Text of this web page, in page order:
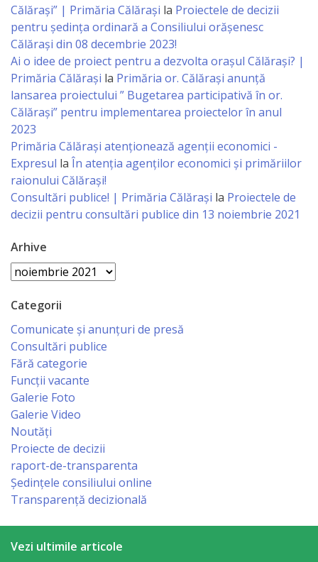
Specialist
în
Construcţii,
Gospodărie
şi
Drumuri
Specialist
Problemele
Antreprenoriat,
Business
şi
Comerţ
Specialist
în
Problemele
Tineretului
şi
Sportului
Călărași” | Primăria Călărași la Proiectele de decizii
pentru ședința ordinară a Consiliului orășenesc
Călărași din 08 decembrie 2023!
Ai o idee de proiect pentru a dezvolta orașul Călărași? |
Primăria Călărași la Primăria or. Călărași anunță
lansarea proiectului ” Bugetarea participativă în or.
Călărași” pentru implementarea proiectelor în anul
2023
Primăria Călăraşi atenţionează agenţii economici -
Expresul la În atenția agenților economici și primăriilor
raionului Călărași!
Consultări publice! | Primăria Călărași la Proiectele de
decizii pentru consultări publice din 13 noiembrie 2021
Arhive
Arhive
Categorii
Comunicate și anunțuri de presă
Consultări publice
Fără categorie
Funcții vacante
Galerie Foto
Galerie Video
Noutăți
Proiecte de decizii
raport-de-transparenta
Ședințele consiliului online
Transparență decizională
Vezi ultimile articole